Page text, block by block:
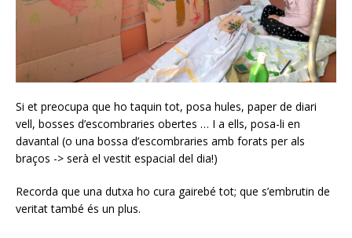
Si et preocupa que ho taquin tot, posa hules, paper de diari
vell, bosses d’escombraries obertes … I a ells, posa-li en
davantal (o una bossa d’escombraries amb forats per als
braços -> serà el vestit espacial del dia!)
Recorda que una dutxa ho cura gairebé tot; que s’embrutin de
veritat també és un plus.